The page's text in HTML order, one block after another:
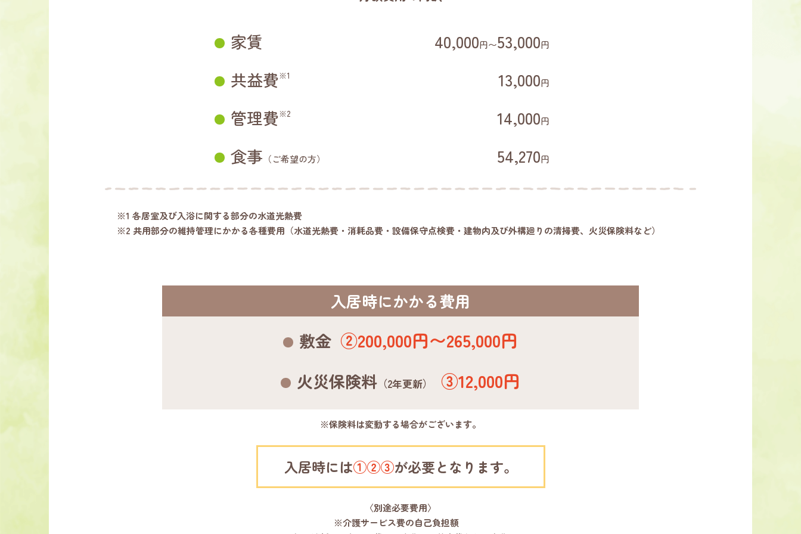
家賃 40,000円〜53,000円
共益費※1 13,000円
管理費※2 14,000円
食事 （ご希望の方） 54,270円
※1 各居室及び入浴に関する部分の水道光熱費
※2 共用部分の維持管理にかかる各種費用（水道光熱費・消耗品費・設備保守点検費・建物内及び外構廻りの清掃費、火災保険料など）
入居時にかかる費用
敷金 ②200,000円〜265,000円
火災保険料（2年更新） ③12,000円
※保険料は変動する場合がございます。
入居時には①②③が必要となります。
〈別途必要費用〉
※介護サービス費の自己負担額